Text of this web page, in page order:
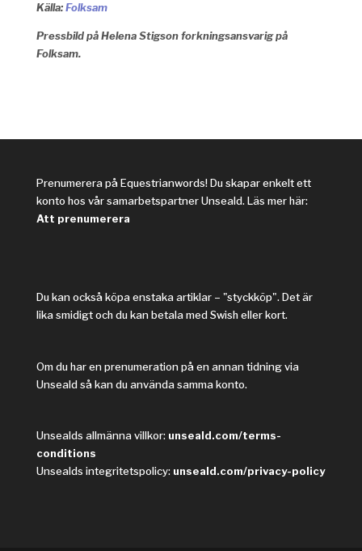
Källa:Folksam
Pressbild på Helena Stigson forkningsansvarig på
Folksam.
Prenumerera på Equestrianwords! Du skapar enkelt ett
konto hos vår samarbetspartner Unseald. Läs mer här:
Att prenumerera
Du kan också köpa enstaka artiklar – "styckköp". Det är
lika smidigt och du kan betala med Swish eller kort.
Om du har en prenumeration på en annan tidning via
Unseald så kan du använda samma konto.
Unsealds allmänna villkor: unseald.com/terms-
conditions
Unsealds integritetspolicy: unseald.com/privacy-policy